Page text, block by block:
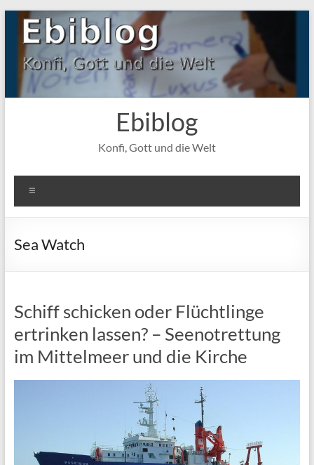
Zum
Inhalt
springen
Ebiblog
Konfi, Gott und die Welt
Sea Watch
Schiff schicken oder Flüchtlinge
ertrinken lassen? – Seenotrettung
im Mittelmeer und die Kirche